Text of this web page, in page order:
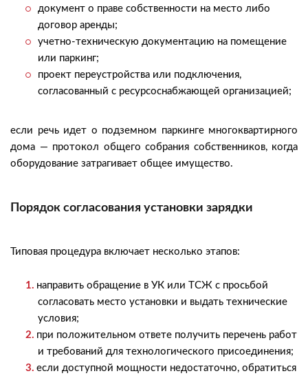
документ о праве собственности на место либо
договор аренды;
учетно-техническую документацию на помещение
или паркинг;
проект переустройства или подключения,
согласованный с ресурсоснабжающей организацией;
если речь идет о подземном паркинге многоквартирного
дома — протокол общего собрания собственников, когда
оборудование затрагивает общее имущество.
Порядок согласования установки зарядки
Типовая процедура включает несколько этапов:
направить обращение в УК или ТСЖ с просьбой
согласовать место установки и выдать технические
условия;
при положительном ответе получить перечень работ
и требований для технологического присоединения;
если доступной мощности недостаточно, обратиться